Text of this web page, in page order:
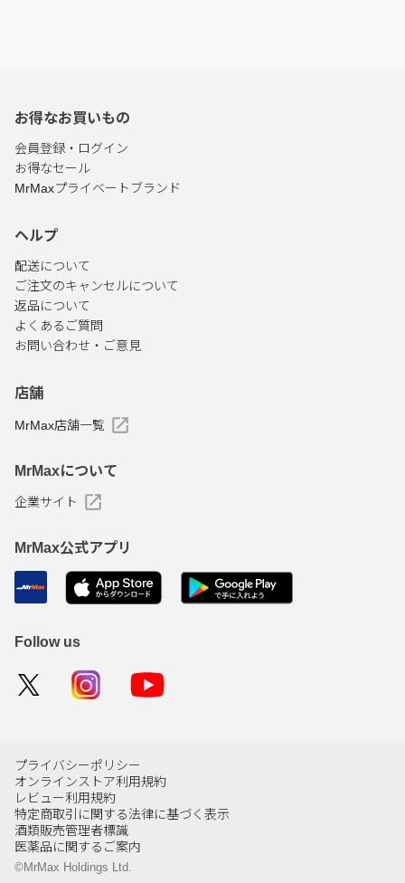
お得なお買いもの
会員登録・ログイン
お得なセール
MrMaxプライベートブランド
ヘルプ
配送について
ご注文のキャンセルについて
返品について
よくあるご質問
お問い合わせ・ご意見
店舗
MrMax店舗一覧
MrMaxについて
企業サイト
MrMax公式アプリ
Follow us
プライバシーポリシー
オンラインストア利用規約
レビュー利用規約
特定商取引に関する法律に基づく表示
酒類販売管理者標識
医薬品に関するご案内
©MrMax Holdings Ltd.